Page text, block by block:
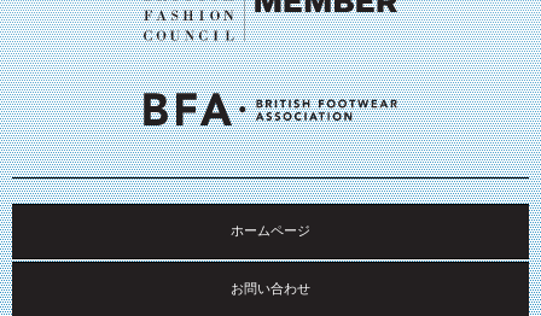
ホームページ
お問い合わせ